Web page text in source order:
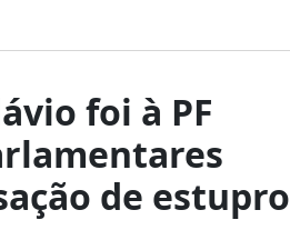
foi à PF
de estupro